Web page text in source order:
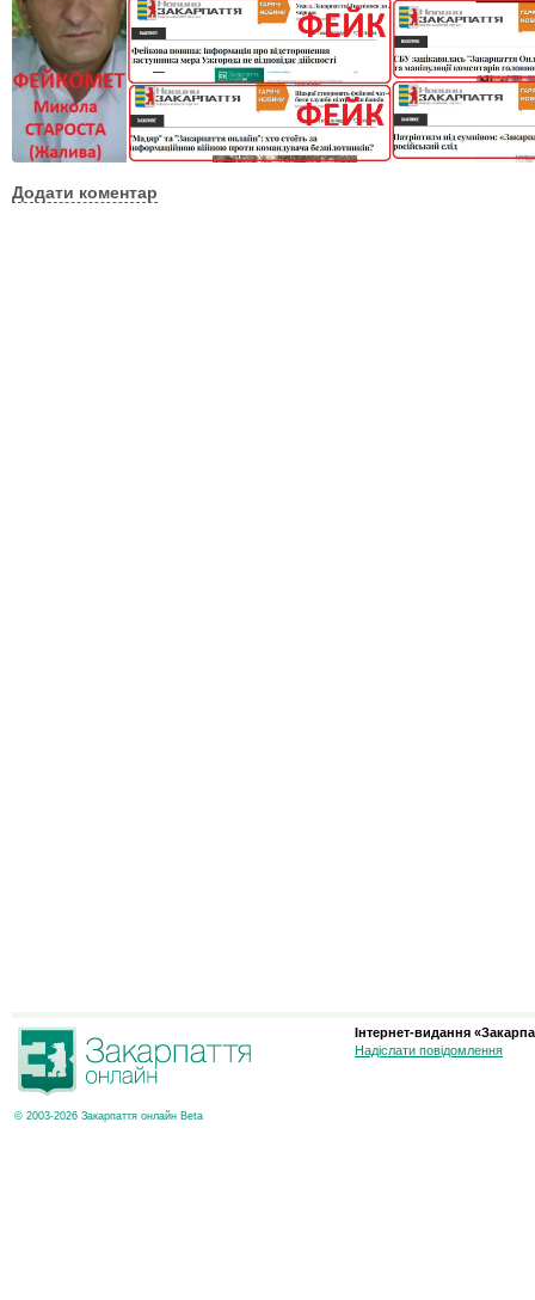
Додати коментар
© 2003-2026 Закарпаття онлайн Beta
Інтернет-видання
Надіслати повідомлення